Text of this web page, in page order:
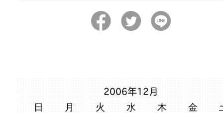
2006年12月
日 月 火 水 木 金